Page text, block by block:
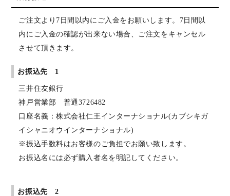
ご注文より7日間以内にご入金をお願いします。7日間以
内にご入金の確認が出来ない場合、ご注文をキャンセル
させて頂きます。
お振込先 1
三井住友銀行
神戸営業部 普通3726482
口座名義：株式会社仁王インターナショナル(カブシキガ
イシャニオウインターナショナル)
※振込手数料はお客様のご負担でお願い致します。
お振込名には必ず購入者名を明記してください。
お振込先 2